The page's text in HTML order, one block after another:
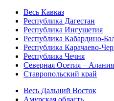
Весь Кавказ
Республика Дагестан
Республика Ингушетия
Республика Кабардино-
Республика Карачаево-
Республика Чечня
Северная Осетия – Алания
Ставропольский край
Весь Дальний Восток
Амурская область